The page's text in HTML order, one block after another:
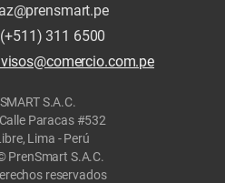
311 6500
S.A.C.
Paracas #532
Lima - Perú
PrenSmart S.A.C.
reservados